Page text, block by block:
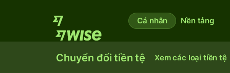
Cá nhân Nền tảng
Chuyển đổi tiền tệ Xem các loại tiền tệ